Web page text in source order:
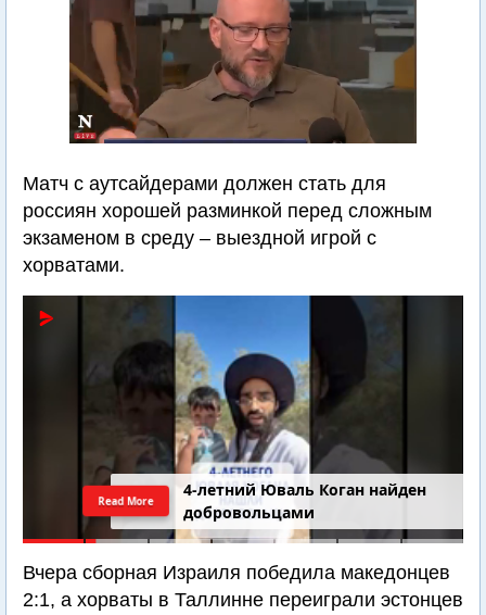
Матч с аутсайдерами должен стать для
россиян хорошей разминкой перед сложным
экзаменом в среду – выездной игрой с
хорватами.
4-летний Юваль Коган найден
добровольцами
Read More
Вчера сборная Израиля победила македонцев
2:1, а хорваты в Таллинне переиграли эстонцев